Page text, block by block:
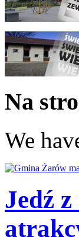
Na
We
Jedź